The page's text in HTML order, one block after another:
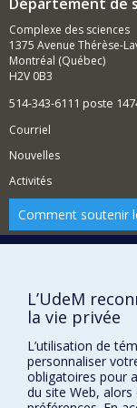
sur des
espèces
Complexe des sciences
1375 Avenue Thérèse-
Montréal (Québec)
H2V 0B3
514-343-6111 poste
Courriel
Nouvelles
Activités
Comment soutenir
BESOIN D'AIDE?
Signaler une erreur
Accessibilité
FACULTÉ DES ARTS
Nos départements et
L’UdeM
la vie privée
L’utilisation de
personnaliser
obligatoires pour
du site Web, alors